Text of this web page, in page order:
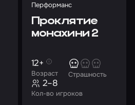
Перформанс
Проклятие
монахини 2
Возраст
12+
Страшность
Кол-во игроков
2–8